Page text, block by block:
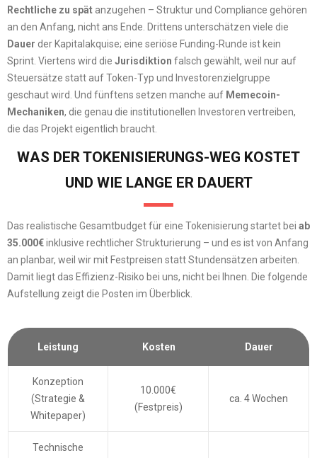
Rechtliche zu spät anzugehen – Struktur und Compliance gehören
an den Anfang, nicht ans Ende. Drittens unterschätzen viele die
Dauer der Kapitalakquise; eine seriöse Funding-Runde ist kein
Sprint. Viertens wird die Jurisdiktion falsch gewählt, weil nur auf
Steuersätze statt auf Token-Typ und Investorenzielgruppe
geschaut wird. Und fünftens setzen manche auf Memecoin-
Mechaniken, die genau die institutionellen Investoren vertreiben,
die das Projekt eigentlich braucht.
WAS DER TOKENISIERUNGS-WEG KOSTET
UND WIE LANGE ER DAUERT
Das realistische Gesamtbudget für eine Tokenisierung startet bei ab
35.000€inklusive rechtlicher Strukturierung – und es ist von Anfang
an planbar, weil wir mit Festpreisen statt Stundensätzen arbeiten.
Damit liegt das Effizienz-Risiko bei uns, nicht bei Ihnen. Die folgende
Aufstellung zeigt die Posten im Überblick.
Leistung Kosten Dauer
Konzeption
(Strategie &
Whitepaper)
10.000€
(Festpreis)
ca. 4 Wochen
Technische